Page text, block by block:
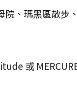
院、瑪黑區散
或